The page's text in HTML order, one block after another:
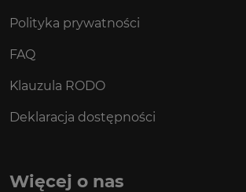
Polityka prywatności
FAQ
Klauzula RODO
Deklaracja dostępności
Więcej o nas